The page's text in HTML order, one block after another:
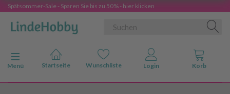
Spätsommer-Sale - Sparen Sie bis zu 50% - hier klicken
Anzeige ändern
Menü